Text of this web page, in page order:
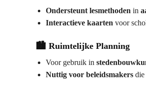
Ondersteunt lesmethodenin
Interactieve kaartenvoor
🏙️ Ruimtelijke Planning
Voor gebruik in
Nuttig voor beleidsmakersdie